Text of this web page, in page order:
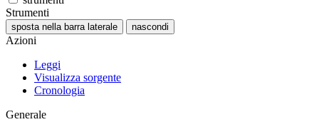
Strumenti
sposta nella barra laterale nascondi
Azioni
Leggi
Visualizza sorgente
Cronologia
Generale